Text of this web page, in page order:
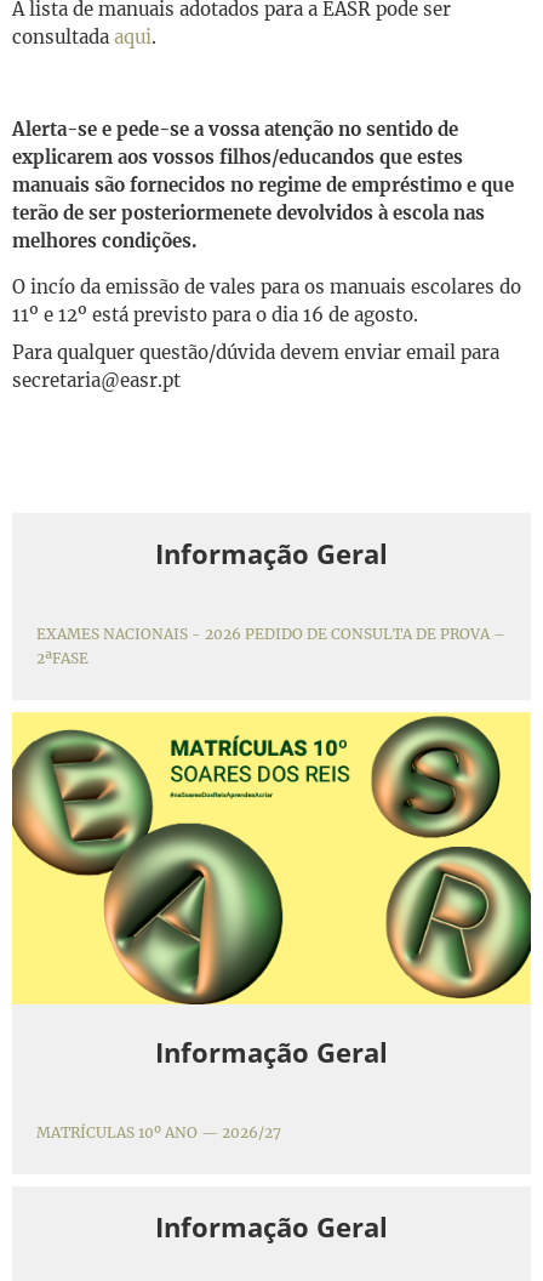
A lista de manuais adotados para a EASR pode ser
consultada aqui.
Alerta-se e pede-se a vossa atenção no sentido de
explicarem aos vossos filhos/educandos que estes
manuais são fornecidos no regime de empréstimo e que
terão de ser posteriormenete devolvidos à escola nas
melhores condições.
O incío da emissão de vales para os manuais escolares do
11º e 12º está previsto para o dia 16 de agosto.
Para qualquer questão/dúvida devem enviar email para
secretaria@easr.pt
Informação Geral
EXAMES NACIONAIS - 2026 PEDIDO DE CONSULTA DE PROVA –
2ªFASE
Informação Geral
MATRÍCULAS 10º ANO — 2026/27
Informação Geral